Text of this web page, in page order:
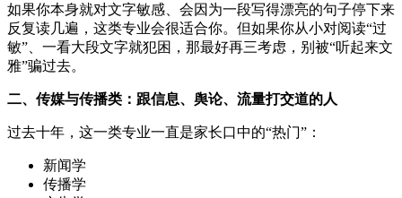
如果你本身就对文字敏感、会因为一段写得漂亮的句子停下来
反复读几遍，这类专业会很适合你。但如果你从小对阅读“过
敏”、一看大段文字就犯困，那最好再三考虑，别被“听起来文
雅”骗过去。
二、传媒与传播类：跟信息、舆论、流量打交道的人
过去十年，这一类专业一直是家长口中的“热门”：
新闻学
传播学